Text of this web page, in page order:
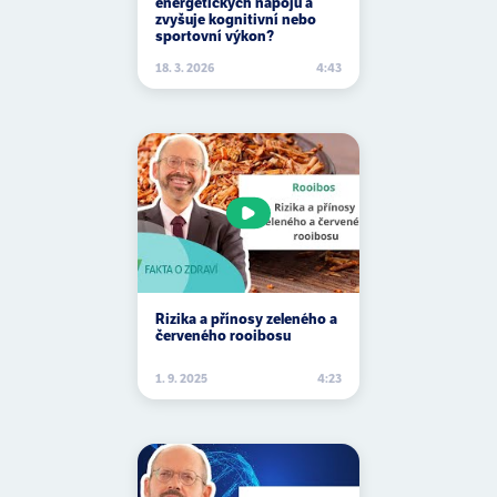
ananas
ananasový meloun
ančovičky
anémie
aneuryzma
angína
angina pectoris
angiogeneze
angioplastika
antacida
zvyšuje kognitivní nebo
sportovní výkon?
18. 3. 2026 4:43
Rizika a přínosy zeleného a
červeného rooibosu
1. 9. 2025 4:23